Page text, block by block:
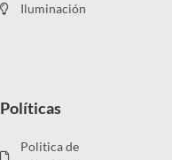
Iluminación
Políticas
Politica de